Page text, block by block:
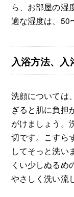
ら、お部屋の湿
適な湿度は、50
入浴方法、入
洗顔については
ぎると肌に負担
がけましょう。
切です。こすら
してそっと洗い
くい少しぬるめ
やさしく洗い流